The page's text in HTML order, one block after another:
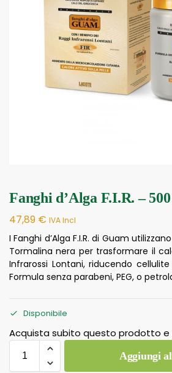
Fanghi d’Alga F.I.R. –
47,89 € IVA Incl
I Fanghi d’Alga F.I.R. di Guam
Tormalina nera per trasformare il
Infrarossi Lontani, riducendo
Formula senza parabeni, PEG, o
Disponibile
Acquista subito questo prodotto
Aggiungi